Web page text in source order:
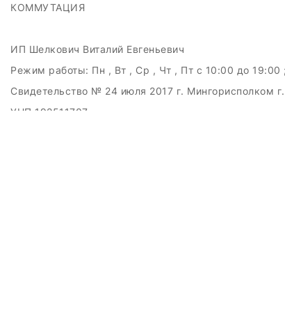
КОММУТАЦИЯ
ИП Шелкович Виталий Евгеньевич
Режим работы: Пн , Вт , Ср , Чт , Пт c 10:00 до 19:00
Свидетельство № 24 июля 2017 г. Мингорисполком
УНП 192511707